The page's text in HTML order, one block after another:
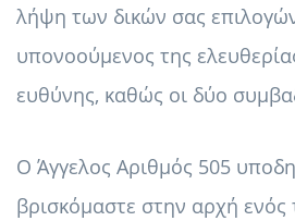
λήψη των δικών σας
υπονοούμενος της
ευθύνης, καθώς οι δύο
Ο Άγγελος Αριθμός 505
βρισκόμαστε στην αρχή ενός